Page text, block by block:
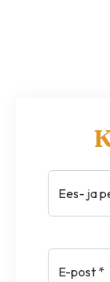
Ees- ja
E-post *